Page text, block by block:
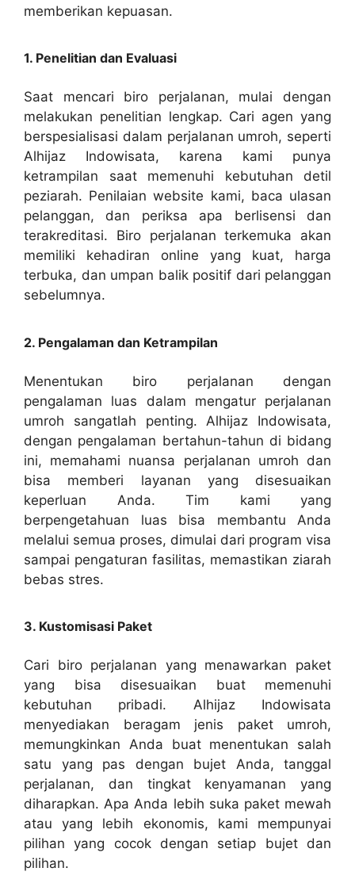
memberikan kepuasan.
1. Penelitian dan Evaluasi
Saat mencari biro perjalanan, mulai dengan
melakukan penelitian lengkap. Cari agen yang
berspesialisasi dalam perjalanan umroh, seperti
Alhijaz Indowisata, karena kami punya
ketrampilan saat memenuhi kebutuhan detil
peziarah. Penilaian website kami, baca ulasan
pelanggan, dan periksa apa berlisensi dan
terakreditasi. Biro perjalanan terkemuka akan
memiliki kehadiran online yang kuat, harga
terbuka, dan umpan balik positif dari pelanggan
sebelumnya.
2. Pengalaman dan Ketrampilan
Menentukan biro perjalanan dengan
pengalaman luas dalam mengatur perjalanan
umroh sangatlah penting. Alhijaz Indowisata,
dengan pengalaman bertahun-tahun di bidang
ini, memahami nuansa perjalanan umroh dan
bisa memberi layanan yang disesuaikan
keperluan Anda. Tim kami yang
berpengetahuan luas bisa membantu Anda
melalui semua proses, dimulai dari program visa
sampai pengaturan fasilitas, memastikan ziarah
bebas stres.
3. Kustomisasi Paket
Cari biro perjalanan yang menawarkan paket
yang bisa disesuaikan buat memenuhi
kebutuhan pribadi. Alhijaz Indowisata
menyediakan beragam jenis paket umroh,
memungkinkan Anda buat menentukan salah
satu yang pas dengan bujet Anda, tanggal
perjalanan, dan tingkat kenyamanan yang
diharapkan. Apa Anda lebih suka paket mewah
atau yang lebih ekonomis, kami mempunyai
pilihan yang cocok dengan setiap bujet dan
pilihan.